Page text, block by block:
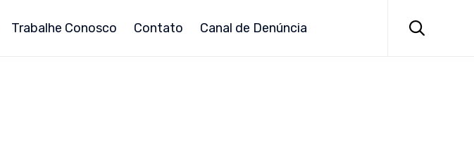
Trabalhe Conosco Contato Canal de Denúncia 